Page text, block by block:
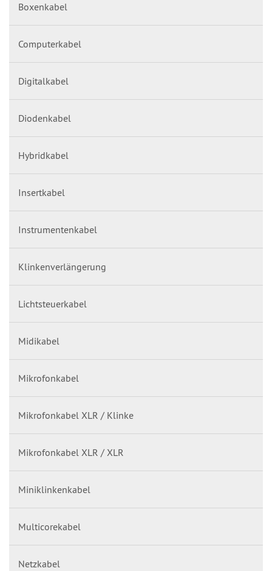
Boxenkabel
Computerkabel
Digitalkabel
Diodenkabel
Hybridkabel
Insertkabel
Instrumentenkabel
Klinkenverlängerung
Lichtsteuerkabel
Midikabel
Mikrofonkabel
Mikrofonkabel XLR / Klinke
Mikrofonkabel XLR / XLR
Miniklinkenkabel
Multicorekabel
Netzkabel